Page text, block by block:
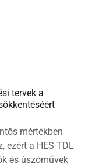
tervek a
mértékben
ezért a HES-TDL
és úszóművek